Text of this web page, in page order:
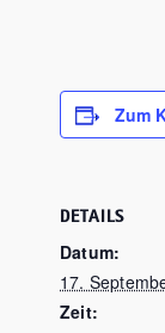
Zum
DETAILS
Datum:
17.
Zeit: